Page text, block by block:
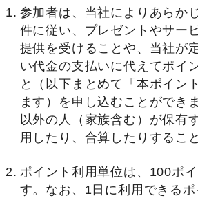
参加者は、当社によりあらか
件に従い、プレゼントやサー
提供を受けることや、当社が
い代金の支払いに代えてポイ
と（以下まとめて「本ポイン
ます）を申し込むことができ
以外の人（家族含む）が保有
用したり、合算したりするこ
ポイント利用単位は、100ポ
す。なお、1日に利用できる